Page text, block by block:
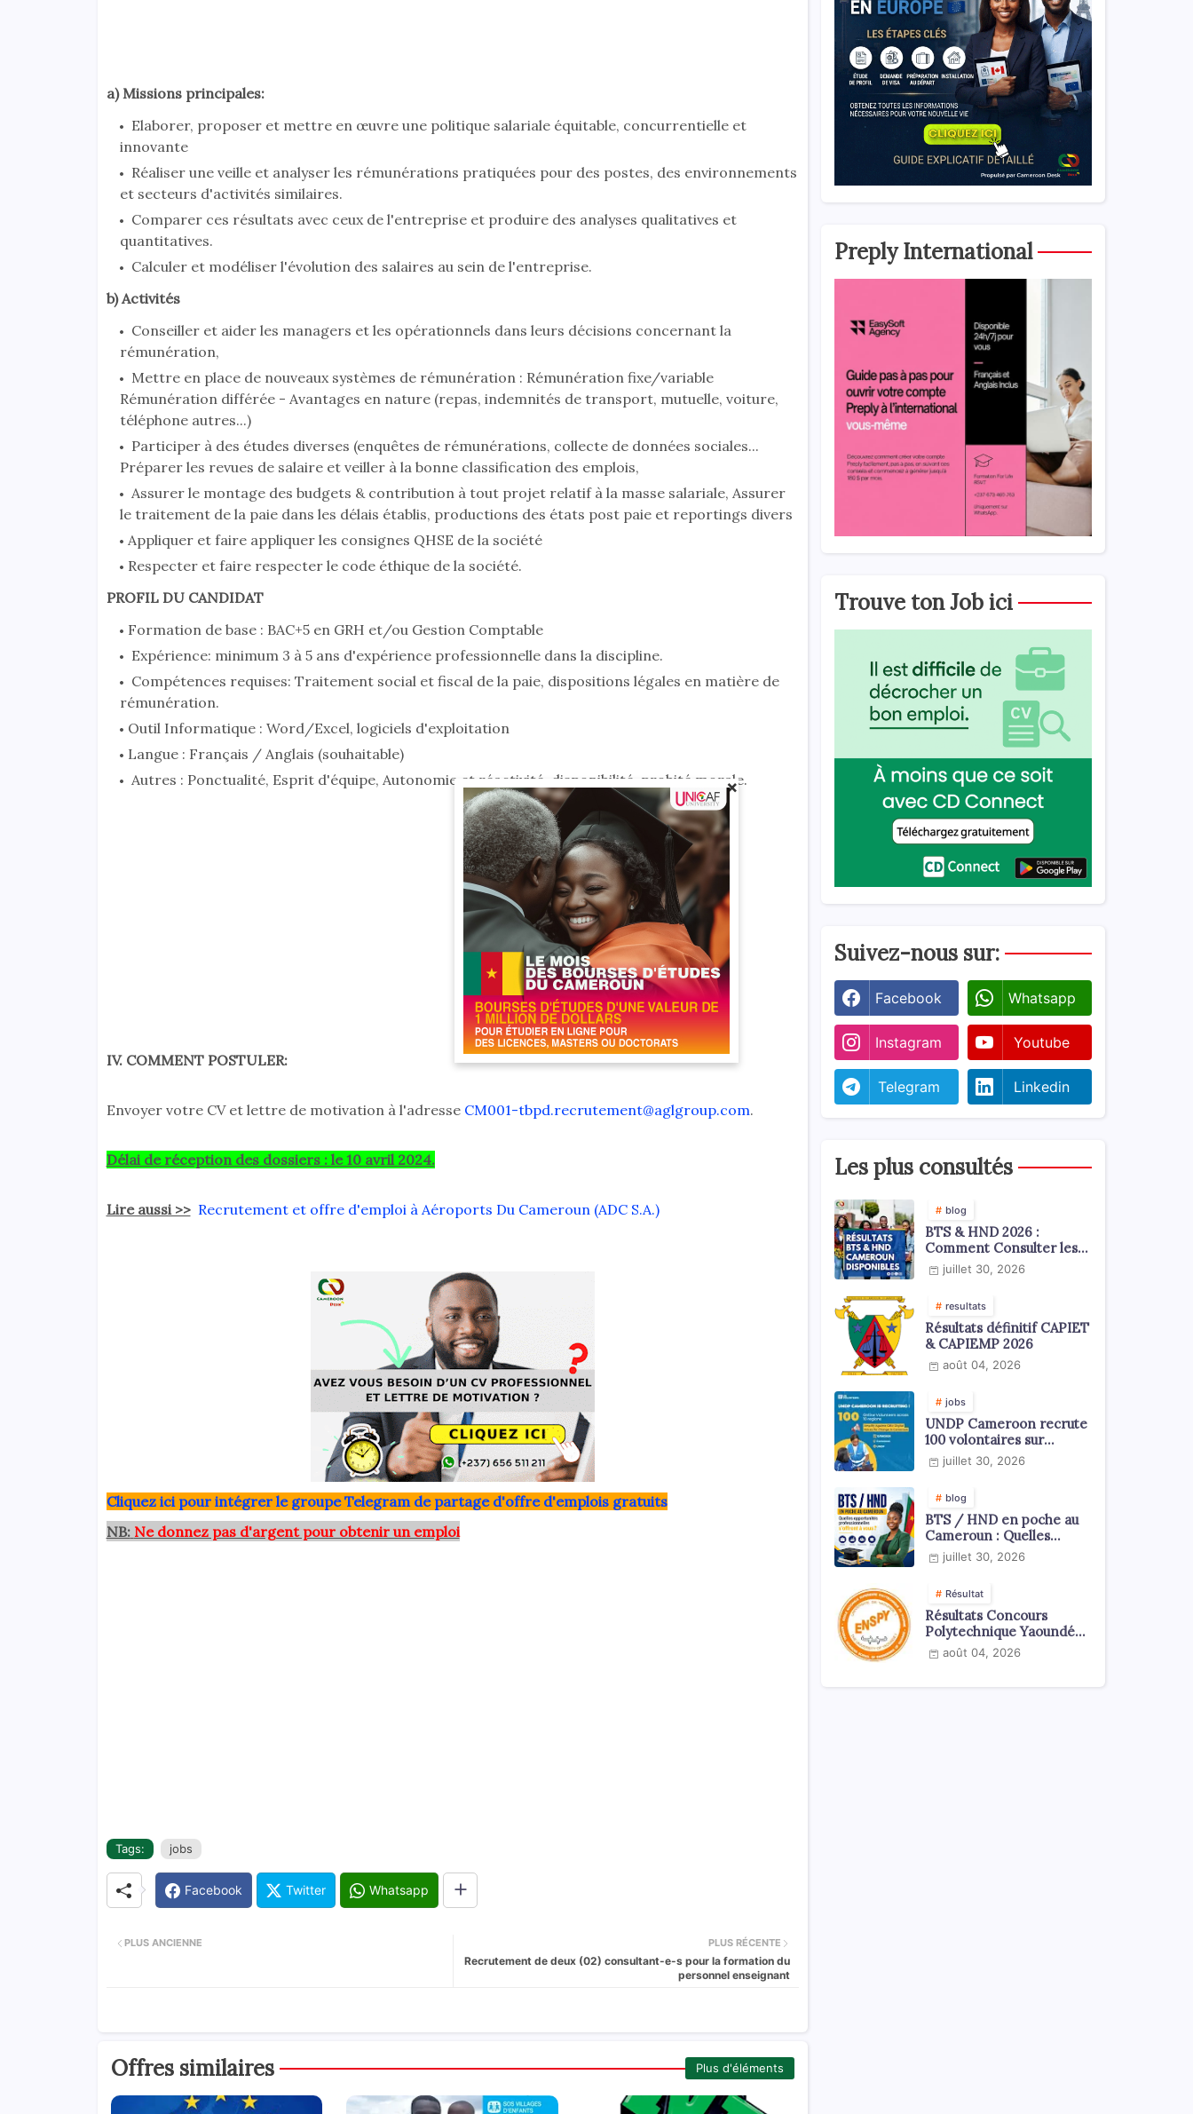
a) Missions principales:
Elaborer, proposer et mettre en œuvre une politique salariale équitable, concurrentielle et
innovante
Réaliser une veille et analyser les rémunérations pratiquées pour des postes, des environnements
et secteurs d'activités similaires.
Comparer ces résultats avec ceux de l'entreprise et produire des analyses qualitatives et
quantitatives.
Calculer et modéliser l'évolution des salaires au sein de l'entreprise.
b) Activités
Conseiller et aider les managers et les opérationnels dans leurs décisions concernant la
rémunération,
Mettre en place de nouveaux systèmes de rémunération : Rémunération fixe/variable
Rémunération différée - Avantages en nature (repas, indemnités de transport, mutuelle, voiture,
téléphone autres...)
Participer à des études diverses (enquêtes de rémunérations, collecte de données sociales...
Préparer les revues de salaire et veiller à la bonne classification des emplois,
Assurer le montage des budgets & contribution à tout projet relatif à la masse salariale, Assurer
le traitement de la paie dans les délais établis, productions des états post paie et reportings divers
Appliquer et faire appliquer les consignes QHSE de la société
Respecter et faire respecter le code éthique de la société.
PROFIL DU CANDIDAT
Formation de base : BAC+5 en GRH et/ou Gestion Comptable
Expérience: minimum 3 à 5 ans d'expérience professionnelle dans la discipline.
Compétences requises: Traitement social et fiscal de la paie, dispositions légales en matière de
rémunération.
Outil Informatique : Word/Excel, logiciels d'exploitation
Langue : Français / Anglais (souhaitable)
Autres : Ponctualité, Esprit d'équipe, Autonomie et réactivité, disponibilité, probité morale.
IV. COMMENT POSTULER:
Envoyer votre CV et lettre de motivation à l'adresse CM001-tbpd.recrutement@aglgroup.com.
Délai de réception des dossiers : le 10 avril 2024.
Lire aussi >> Recrutement et offre d'emploi à Aéroports Du Cameroun (ADC S.A.)
Cliquez ici pour intégrer le groupe Telegram de partage d'offre d'emplois gratuits
NB: Ne donnez pas d'argent pour obtenir un emploi
Tags: jobs
Facebook Twitter Whatsapp
PLUS RÉCENTE
Recrutement de deux (02) consultant-e-s pour la formation du
personnel enseignant
PLUS ANCIENNE
Offres similaires Plus d'éléments
Preply International
Trouve ton Job ici
Suivez-nous sur:
Facebook Whatsapp
Instagram Youtube
Telegram Linkedin
Les plus consultés
blog
BTS & HND 2026 :
Comment Consulter les
Résultats ?
juillet 30, 2026
resultats
Résultats définitif CAPIET
& CAPIEMP 2026
août 04, 2026
jobs
UNDP Cameroon recrute
100 volontaires sur
l'échelle du territoire
national
juillet 30, 2026
blog
BTS / HND en poche au
Cameroun : Quelles
opportunités
professionnelles s'offrent
juillet 30, 2026
Résultat
Résultats Concours
Polytechnique Yaoundé
ENSPY 2026 - Tous les
cycles
août 04, 2026
×